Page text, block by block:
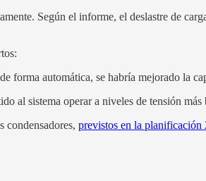
Según el informe, el deslastre de
forma automática, se habría mejorado la
al sistema operar a niveles de tensión
condensadores, previstos en la